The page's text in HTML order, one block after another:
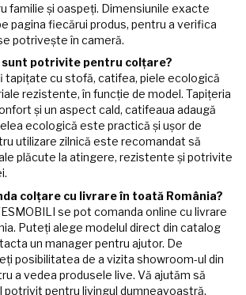
familie și oaspeți. Dimensiunile exacte
pagina fiecărui produs, pentru a verifica
potrivește în cameră.
sunt potrivite pentru colțare?
tapițate cu stofă, catifea, piele ecologică
rezistente, în funcție de model. Tapițeria
și un aspect cald, catifeaua adaugă
ecologică este practică și ușor de
utilizare zilnică este recomandat să
plăcute la atingere, rezistente și potrivite
colțare cu livrare în toată România?
se pot comanda online cu livrare
Puteți alege modelul direct din catalog
un manager pentru ajutor. De
posibilitatea de a vizita showroom-ul din
a vedea produsele live. Vă ajutăm să
potrivit pentru livingul dumneavoastră.